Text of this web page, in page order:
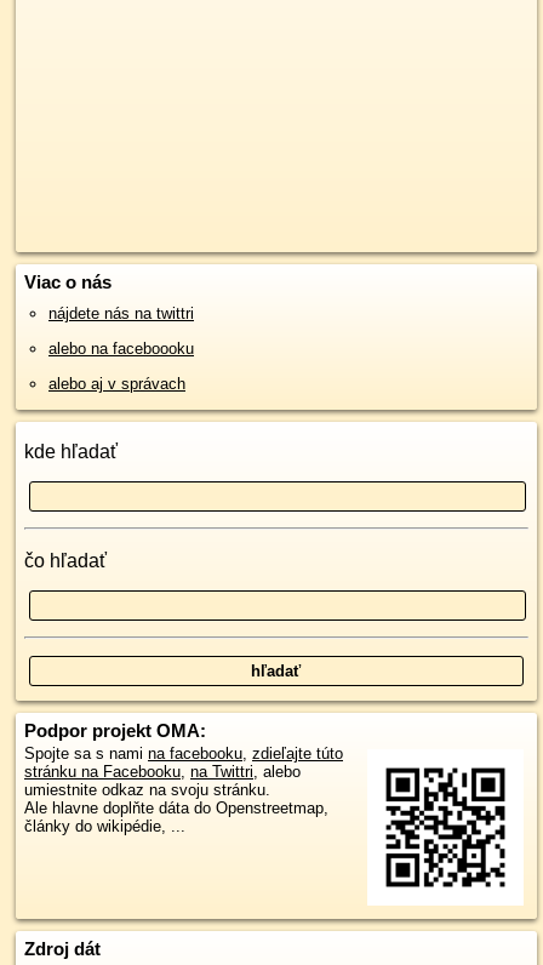
Viac o nás
nájdete nás na twittri
alebo na faceboooku
alebo aj v správach
kde hľadať
čo hľadať
Podpor projekt OMA:
Spojte sa s nami na facebooku, zdieľajte túto
stránku na Facebooku, na Twittri, alebo
umiestnite odkaz na svoju stránku.
Ale hlavne doplňte dáta do Openstreetmap,
články do wikipédie, ...
Zdroj dát